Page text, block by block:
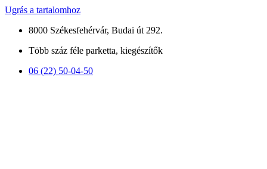
Ugrás a tartalomhoz
8000 Székesfehérvár, Budai út 292.
Több száz féle parketta, kiegészítők
06 (22) 50-04-50